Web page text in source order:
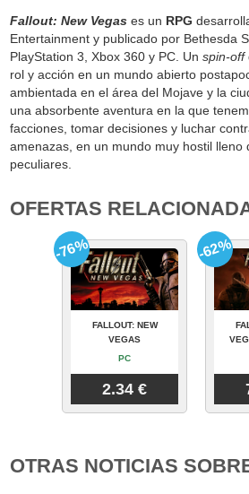
Fallout: New Vegas es un RPG
Entertainment y publicado por Bethesda
PlayStation 3, Xbox 360 y PC. Unspin-off
rol y acción en un mundo abierto
ambientada en el área del Mojave y la
una absorbente aventura en la que
facciones, tomar decisiones y luchar
amenazas, en un mundo muy hostil lleno
peculiares.
OFERTAS
FALLOUT: NEW
VEGAS
PC
2.34 €
-76% -62%
OTRAS NOTICIAS